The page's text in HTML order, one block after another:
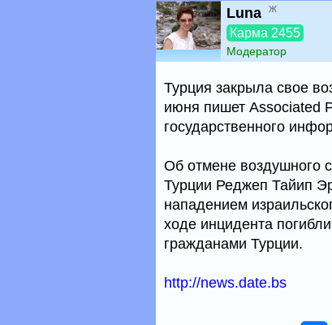
Luna ж
Карма 2455
Модератор
Турция закрыла свое
июня пишет Associated
государственного
Об отмене воздушного
Турции Реджеп Тайип
нападением
ходе инцидента
гражданами Турции.
http://news.date.bs